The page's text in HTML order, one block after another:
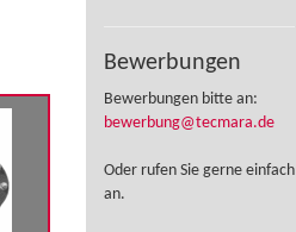
Bewerbungen
Bewerbungen bitte an:
bewerbung@tecmara.de
Oder rufen Sie gerne einfach
an.